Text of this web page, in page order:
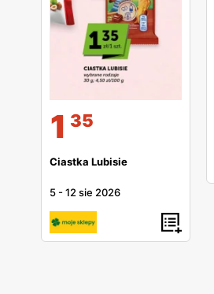
1 35
Ciastka Lubisie
5 -12 sie 2026